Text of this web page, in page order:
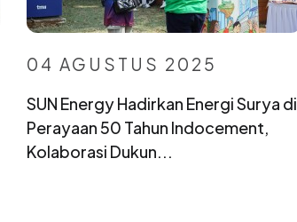
04 AGUSTUS 2025
SUN Energy Hadirkan Energi Surya di
Perayaan 50 Tahun Indocement,
Kolaborasi Dukun...